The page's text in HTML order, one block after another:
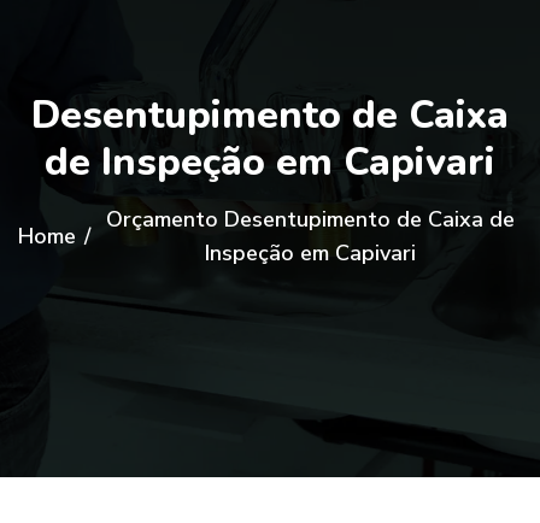
Desentupimento de Caixa
de Inspeção em Capivari
Home /
Orçamento Desentupimento de Caixa de
Inspeção em Capivari